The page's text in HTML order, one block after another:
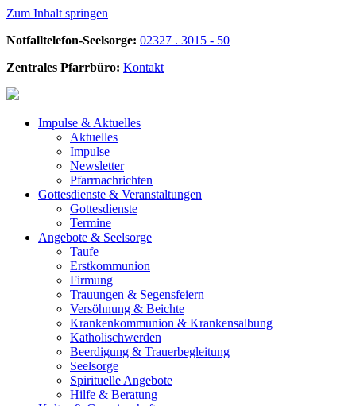
Zum Inhalt springen
Notfalltelefon-Seelsorge: 02327 . 3015 - 50
Zentrales Pfarrbüro: Kontakt
Impulse & Aktuelles
Aktuelles
Impulse
Newsletter
Pfarrnachrichten
Gottesdienste & Veranstaltungen
Gottesdienste
Termine
Angebote & Seelsorge
Taufe
Erstkommunion
Firmung
Trauungen & Segensfeiern
Versöhnung & Beichte
Krankenkommunion & Krankensalbung
Katholischwerden
Beerdigung & Trauerbegleitung
Seelsorge
Spirituelle Angebote
Hilfe & Beratung